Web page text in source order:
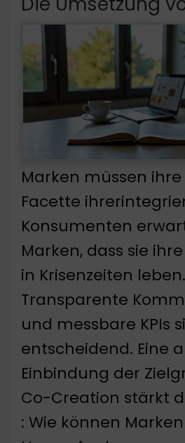
Marken müssen
Facette
Konsumenten
Marken, dass sie
in Krisenzeiten leben.
Transparente
und messbare KPIs
entscheidend. Eine
Einbindung der
Co-Creation stärkt
: Wie können